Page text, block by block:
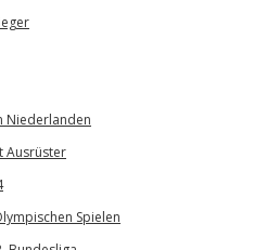
Niederlanden
Ausrüster
Spielen